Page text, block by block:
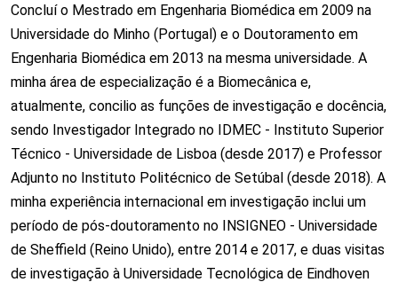
Concluí o Mestrado em Engenharia Biomédica em 2009 na
Universidade do Minho (Portugal) e o Doutoramento em
Engenharia Biomédica em 2013 na mesma universidade. A
minha área de especialização é a Biomecânica e,
atualmente, concilio as funções de investigação e docência,
sendo Investigador Integrado no IDMEC - Instituto Superior
Técnico - Universidade de Lisboa (desde 2017) e Professor
Adjunto no Instituto Politécnico de Setúbal (desde 2018). A
minha experiência internacional em investigação inclui um
período de pós-doutoramento no INSIGNEO - Universidade
de Sheffield (Reino Unido), entre 2014 e 2017, e duas visitas
de investigação à Universidade Tecnológica de Eindhoven